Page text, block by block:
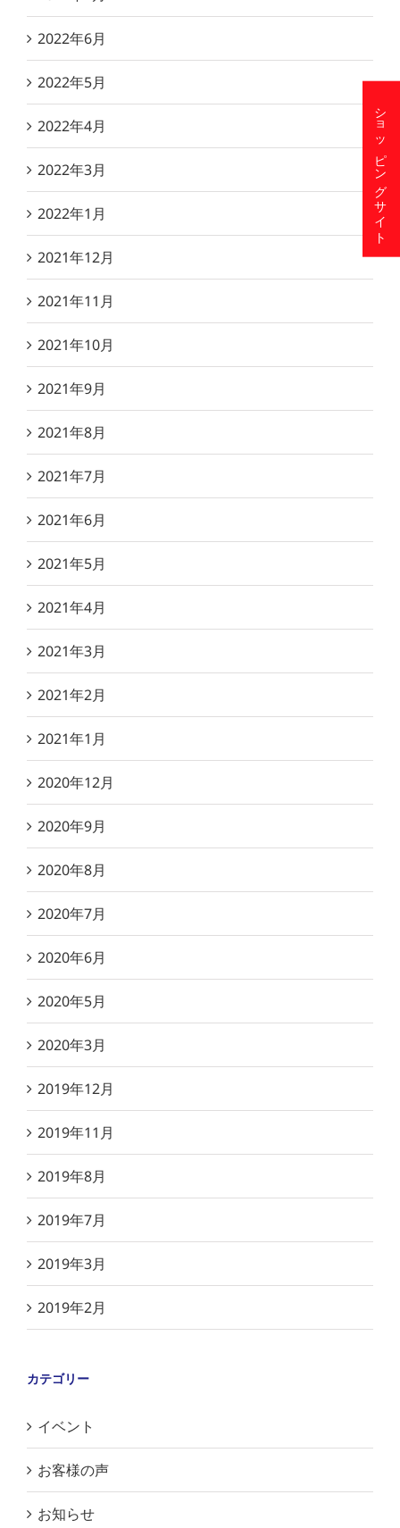
2022年6月
2022年5月
2022年4月
2022年3月
2022年1月
2021年12月
2021年11月
2021年10月
2021年9月
2021年8月
2021年7月
2021年6月
2021年5月
2021年4月
2021年3月
2021年2月
2021年1月
2020年12月
2020年9月
2020年8月
2020年7月
2020年6月
2020年5月
2020年3月
2019年12月
2019年11月
2019年8月
2019年7月
2019年3月
2019年2月
カテゴリー
イベント
お客様の声
お知らせ
ショッピングサイト